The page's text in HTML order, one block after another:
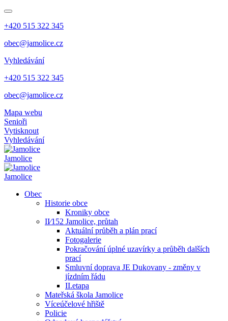
+420 515 322 345
obec@jamolice.cz
Vyhledávání
+420 515 322 345
obec@jamolice.cz
Mapa webu
Senioři
Vytisknout
Vyhledávání
Jamolice
Jamolice
Obec
Historie obce
Kroniky obce
II⁄152 Jamolice, průtah
Aktuální průběh a plán prací
Fotogalerie
Pokračování úplné uzavírky a průběh dalších
prací
Smluvní doprava JE Dukovany - změny v
jízdním řádu
II.etapa
Mateřská škola Jamolice
Víceúčelové hřiště
Policie